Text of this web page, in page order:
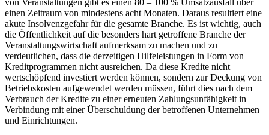
von Veranstaltungen gibt es einen 80 – 100 % Umsatzausfall über
einen Zeitraum von mindestens acht Monaten. Daraus resultiert eine
akute Insolvenzgefahr für die gesamte Branche. Es ist wichtig, auch
die Öffentlichkeit auf die besonders hart getroffene Branche der
Veranstaltungswirtschaft aufmerksam zu machen und zu
verdeutlichen, dass die derzeitigen Hilfeleistungen in Form von
Kreditprogrammen nicht ausreichen. Da diese Kredite nicht
wertschöpfend investiert werden können, sondern zur Deckung von
Betriebskosten aufgewendet werden müssen, führt dies nach dem
Verbrauch der Kredite zu einer erneuten Zahlungsunfähigkeit in
Verbindung mit einer Überschuldung der betroffenen Unternehmen
und Einrichtungen.